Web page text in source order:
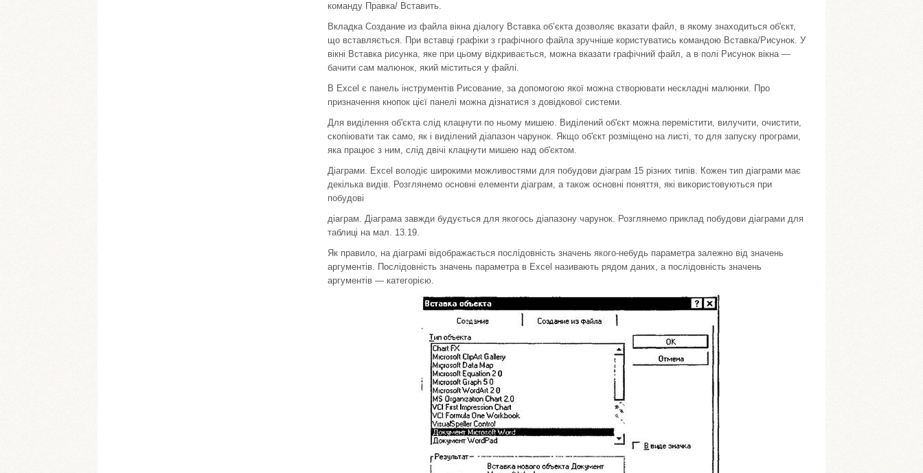
команду Правка/ Вставить.
Вкладка Создание из файла вікна діалогу Вставка об’єкта дозволяє вказати файл, в якому знаходиться об'єкт,
що вставляється. При вставці графіки з графічного файла зручніше користуватись командою Вставка/Ри­сунок. У
вікні Вставка рисунка, яке при цьому відкривається, можна вказати графічний файл, а в полі Рисунок вікна —
бачити сам малюнок, який міститься у файлі.
В Excel є панель інструментів Рисование, за допомогою якої можна створювати нескладні малюнки. Про
призначення кнопок цієї панелі можна дізнатися з довідкової системи.
Для виділення об'єкта слід клацнути по ньому мишею. Виділений об'єкт можна перемістити, вилучити, очистити,
скопіювати так само, як і виділений діапазон чарунок. Якщо об'єкт розміщено на листі, то для запуску програми,
яка працює з ним, слід двічі клацнути мишею над об'єктом.
Діаграми. Excel володіє широкими можливостями для побудови діаграм 15 різних типів. Кожен тип діаграми має
декілька видів. Розглянемо основні елементи діаграм, а також основні поняття, які використовуються при
побудові
діаграм. Діаграма завжди будується для якогось діапазону чарунок. Розглянемо приклад побудови діаграми для
таблиці на мал. 13.19.
Як правило, на діаграмі відображається послідовність значень якого-небудь параметра залежно від значень
аргументів. Послідовність значень параметра в Excel називають рядом даних, а послідовність значень
аргументів — категорією.